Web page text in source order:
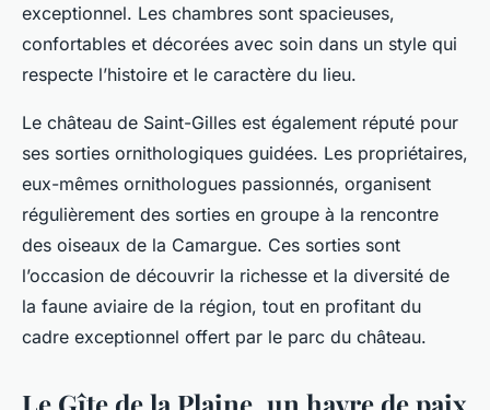
exceptionnel. Les chambres sont spacieuses,
confortables et décorées avec soin dans un style qui
respecte l’histoire et le caractère du lieu.
Le château de Saint-Gilles est également réputé pour
ses sorties ornithologiques guidées. Les propriétaires,
eux-mêmes ornithologues passionnés, organisent
régulièrement des sorties en groupe à la rencontre
des oiseaux de la Camargue. Ces sorties sont
l’occasion de découvrir la richesse et la diversité de
la faune aviaire de la région, tout en profitant du
cadre exceptionnel offert par le parc du château.